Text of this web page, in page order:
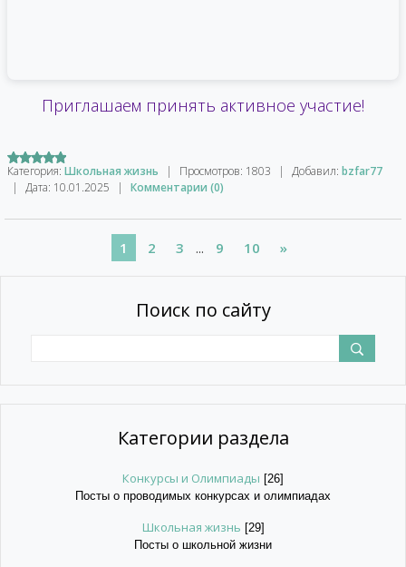
Приглашаем принять активное участие!
Категория: Школьная жизнь | Просмотров: 1803 | Добавил: bzfar77
|
Дата: 10.01.2025 | Комментарии (0)
1 2 3 ... 9 10 »
Поиск по сайту
Категории раздела
Конкурсы и Олимпиады [26]
Посты о проводимых конкурсах и олимпиадах
Школьная жизнь [29]
Посты о школьной жизни